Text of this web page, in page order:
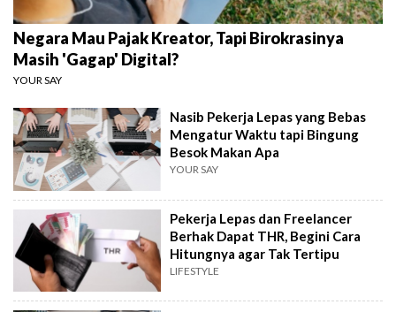
Negara Mau Pajak Kreator, Tapi Birokrasinya
Masih 'Gagap' Digital?
YOUR SAY
Nasib Pekerja Lepas yang Bebas
Mengatur Waktu tapi Bingung
Besok Makan Apa
YOUR SAY
Pekerja Lepas dan Freelancer
Berhak Dapat THR, Begini Cara
Hitungnya agar Tak Tertipu
LIFESTYLE